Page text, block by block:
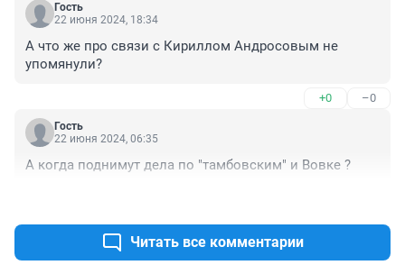
Гость
22 июня 2024, 18:34
А что же про связи с Кириллом Андросовым не
упомянули?
+0 –0
Гость
22 июня 2024, 06:35
А когда поднимут дела по "тамбовским" и Вовке ?
Читать все комментарии